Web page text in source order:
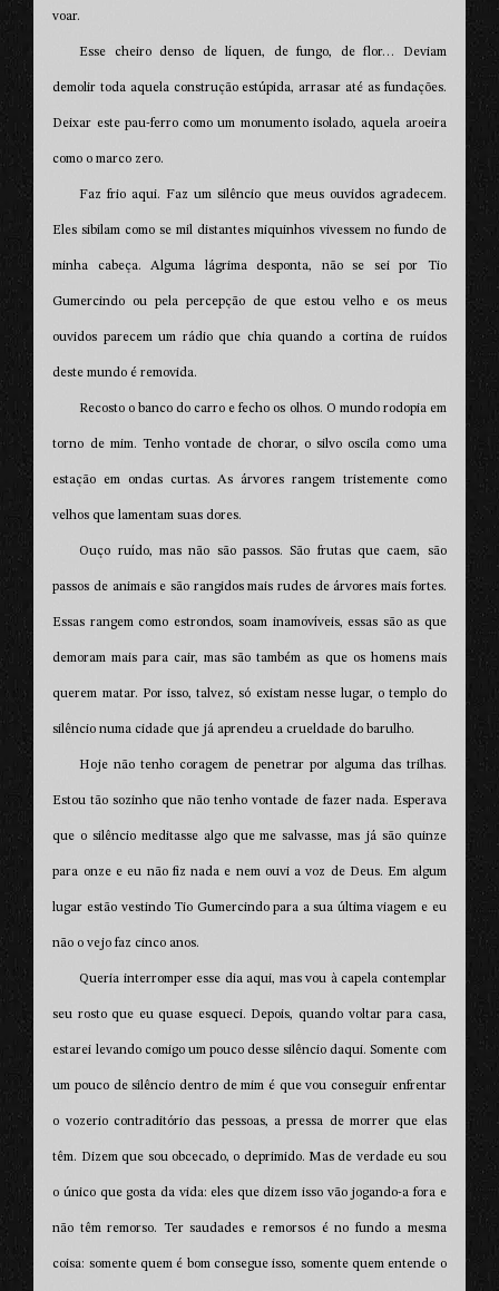
voar.
Esse cheiro denso de líquen, de fungo, de flor… Deviam
demolir toda aquela construção estúpida, arrasar até as fundações.
Deixar este pau-ferro como um monumento isolado, aquela aroeira
como o marco zero.
Faz frio aqui. Faz um silêncio que meus ouvidos agradecem.
Eles sibilam como se mil distantes miquinhos vivessem no fundo de
minha cabeça. Alguma lágrima desponta, não se sei por Tio
Gumercindo ou pela percepção de que estou velho e os meus
ouvidos parecem um rádio que chia quando a cortina de ruídos
deste mundo é removida.
Recosto o banco do carro e fecho os olhos. O mundo rodopia em
torno de mim. Tenho vontade de chorar, o silvo oscila como uma
estação em ondas curtas. As árvores rangem tristemente como
velhos que lamentam suas dores.
Ouço ruído, mas não são passos. São frutas que caem, são
passos de animais e são rangidos mais rudes de árvores mais fortes.
Essas rangem como estrondos, soam inamovíveis, essas são as que
demoram mais para cair, mas são também as que os homens mais
querem matar. Por isso, talvez, só existam nesse lugar, o templo do
silêncio numa cidade que já aprendeu a crueldade do barulho.
Hoje não tenho coragem de penetrar por alguma das trilhas.
Estou tão sozinho que não tenho vontade de fazer nada. Esperava
que o silêncio meditasse algo que me salvasse, mas já são quinze
para onze e eu não fiz nada e nem ouvi a voz de Deus. Em algum
lugar estão vestindo Tio Gumercindo para a sua última viagem e eu
não o vejo faz cinco anos.
Queria interromper esse dia aqui, mas vou à capela contemplar
seu rosto que eu quase esqueci. Depois, quando voltar para casa,
estarei levando comigo um pouco desse silêncio daqui. Somente com
um pouco de silêncio dentro de mim é que vou conseguir enfrentar
o vozerio contraditório das pessoas, a pressa de morrer que elas
têm. Dizem que sou obcecado, o deprimido. Mas de verdade eu sou
o único que gosta da vida: eles que dizem isso vão jogando-a fora e
não têm remorso. Ter saudades e remorsos é no fundo a mesma
coisa: somente quem é bom consegue isso, somente quem entende o